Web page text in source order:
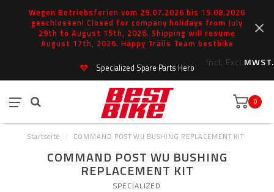
Wegen Betriebsferien vom 29.07.2026 bis 15.08.2026
geschlossen! Closed for company holidays from July
29th to August 15th, 2026. Shipping will resume
August 17th, 2026. Happy Trails Team bestbike
Incl. Excl.MWST.
Specialized Spare Parts Hero
0
Startseite / COMMAND POST WU BUSHING REPLACEMENT KIT
COMMAND POST WU BUSHING
REPLACEMENT KIT
SPECIALIZED